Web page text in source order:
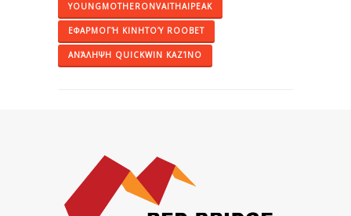
YOUNGMOTHERONVAITHAIPEAK
ΕΦΑΡΜΟΓΉ ΚΙΝΗΤΟΎ ROOBET
ΑΝΆΛΗΨΗ QUICKWIN ΚΑΖΊΝΟ